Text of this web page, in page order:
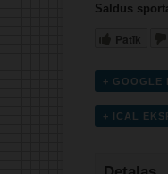
Saldus
Patīk
+ GOOGLE
+ ICAL